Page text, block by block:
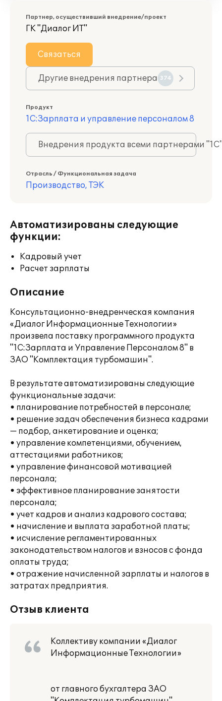
Партнер, осуществивший внедрение/проект
ГК "Диалог ИТ"
Связаться
Другие внедрения партнера 374
Продукт
1С:Зарплата и управление персоналом 8
Внедрения продукта всеми партнерами
Отрасль / Функциональная задача
Производство, ТЭК
Автоматизированы следующие
функции:
Кадровый учет
Расчет зарплаты
Описание
Консультационно-внедренческая компания
«Диалог Информационные Технологии»
произвела поставку программного продукта
"1С:Зарплата и Управление Персоналом 8" в
ЗАО "Комплектация турбомашин".
В результате автоматизированы следующие
функциональные задачи:
• планирование потребностей в персонале;
• решение задач обеспечения бизнеса кадрами
— подбор, анкетирование и оценка;
• управление компетенциями, обучением,
аттестациями работников;
• управление финансовой мотивацией
персонала;
• эффективное планирование занятости
персонала;
• учет кадров и анализ кадрового состава;
• начисление и выплата заработной платы;
• исчисление регламентированных
законодательством налогов и взносов с фонда
оплаты труда;
• отражение начисленной зарплаты и налогов в
затратах предприятия.
Отзыв клиента
Коллективу компании «Диалог
Информационные Технологии»
от главного бухгалтера ЗАО